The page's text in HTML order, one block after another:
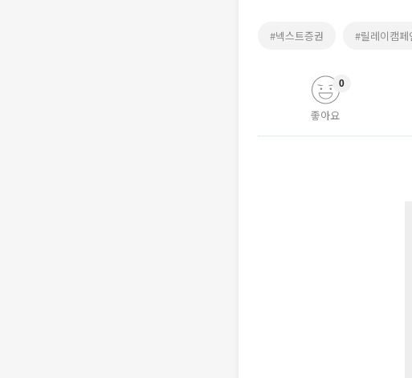
#넥스트증권 #릴레이캠페
좋아요
0